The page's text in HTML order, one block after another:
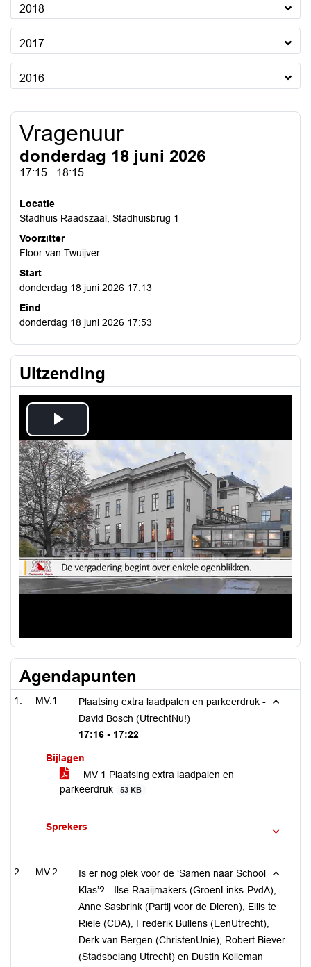
2018
2017
2016
Vragenuur
donderdag 18 juni 2026
17:15 - 18:15
Locatie
Stadhuis Raadszaal, Stadhuisbrug 1
Voorzitter
Floor van Twuijver
Start
donderdag 18 juni 2026 17:13
Eind
donderdag 18 juni 2026 17:53
Uitzending
Play
Video
Agendapunten
MV.1
Plaatsing extra laadpalen en parkeerdruk -
David Bosch (UtrechtNu!)
17:16 - 17:22
Bijlagen
MV 1 Plaatsing extra laadpalen en
parkeerdruk
53 KB
Sprekers
MV.2
Is er nog plek voor de ‘Samen naar School
Klas’? - Ilse Raaijmakers (GroenLinks-PvdA),
Anne Sasbrink (Partij voor de Dieren), Ellis te
Riele (CDA), Frederik Bullens (EenUtrecht),
Derk van Bergen (ChristenUnie), Robert Biever
(Stadsbelang Utrecht) en Dustin Kolleman